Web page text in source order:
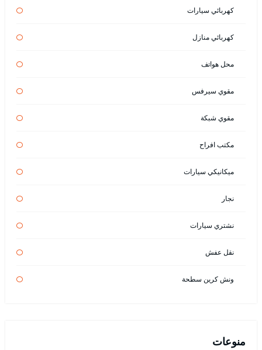
كهربائي سيارات
كهربائي منازل
محل هواتف
مقوي سيرفس
مقوي شبكة
مكتب افراح
ميكانيكي سيارات
نجار
نشتري سيارات
نقل عفش
ونش كرين سطحة
منوعات